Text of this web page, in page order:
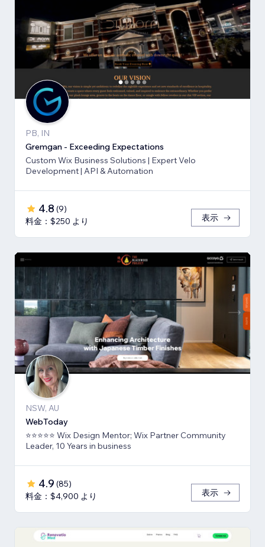
PB, IN
Gremgan - Exceeding Expectations
Custom Wix Business Solutions | Expert Velo
Development | API & Automation
4.8 (9)
料金：$250 より
表示
NSW, AU
WebToday
⭐⭐⭐⭐⭐ Wix Design Mentor; Wix Partner Community
Leader, 10 Years in business
4.9 (85)
料金：$4,900 より
表示